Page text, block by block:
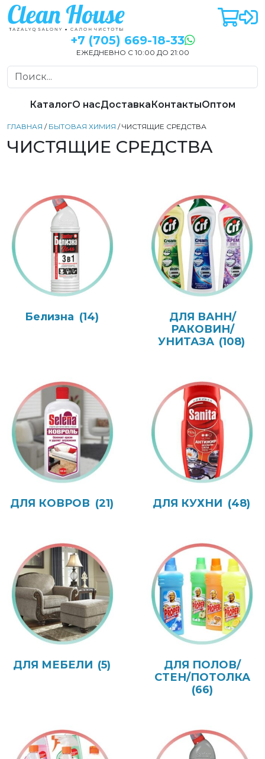
+7 (705) 669-18-33
ЕЖЕДНЕВНО С 10:00 ДО 21:00
КаталогО насДоставкаКонтактыОптом
ГЛАВНАЯ / БЫТОВАЯ ХИМИЯ / ЧИСТЯЩИЕ СРЕДСТВА
ЧИСТЯЩИЕ СРЕДСТВА
Белизна (14)
ДЛЯ ВАНН/
РАКОВИН/
УНИТАЗА (108)
ДЛЯ КОВРОВ (21) ДЛЯ КУХНИ (48)
ДЛЯ МЕБЕЛИ (5)
ДЛЯ ПОЛОВ/
СТЕН/ПОТОЛКА
(66)